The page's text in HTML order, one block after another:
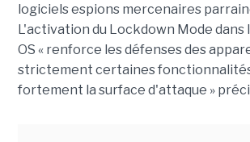
logiciels espions mercenaires
L'activation du Lockdown Mode
OS « renforce les défenses des
strictement certaines
fortement la surface d'attaque »